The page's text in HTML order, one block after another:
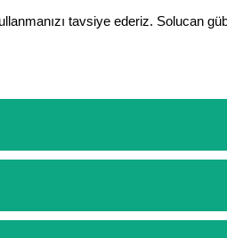
tavsiye ederiz. Solucan
kredi kartı ile yapabilirsiniz. Kapıda